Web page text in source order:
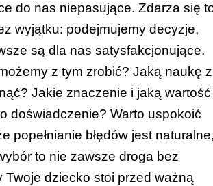
do nas niepasujące. Zdarza się
wyjątku: podejmujemy decyzje,
są dla nas satysfakcjonujące.
z tym zrobić? Jaką naukę z
Jakie znaczenie i jaką wartość
doświadczenie? Warto uspokoić
popełnianie błędów jest
to nie zawsze droga bez
Twoje dziecko stoi przed ważną